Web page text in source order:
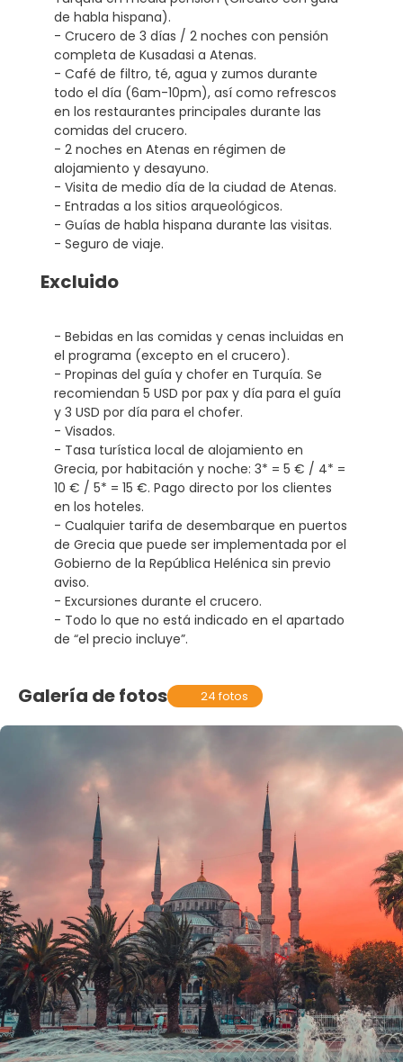
de habla hispana).
- Crucero de 3 días / 2 noches con pensión
completa de Kusadasi a Atenas.
- Café de filtro, té, agua y zumos durante
todo el día (6am-10pm), así como refrescos
en los restaurantes principales durante las
comidas del crucero.
- 2 noches en Atenas en régimen de
alojamiento y desayuno.
- Visita de medio día de la ciudad de Atenas.
- Entradas a los sitios arqueológicos.
- Guías de habla hispana durante las visitas.
- Seguro de viaje.
Excluido
- Bebidas en las comidas y cenas incluidas en
el programa (excepto en el crucero).
- Propinas del guía y chofer en Turquía. Se
recomiendan 5 USD por pax y día para el guía
y 3 USD por día para el chofer.
- Visados.
- Tasa turística local de alojamiento en
Grecia, por habitación y noche: 3* = 5 € / 4* =
10 € / 5* = 15 €. Pago directo por los clientes
en los hoteles.
- Cualquier tarifa de desembarque en puertos
de Grecia que puede ser implementada por el
Gobierno de la República Helénica sin previo
aviso.
- Excursiones durante el crucero.
- Todo lo que no está indicado en el apartado
de “el precio incluye”.
Galería de fotos 24 fotos